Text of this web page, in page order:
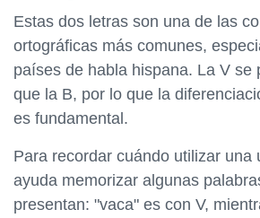
Estas dos letras son una de las
ortográficas más comunes,
países de habla hispana. La V se
que la B, por lo que la
es fundamental.
Para recordar cuándo utilizar una
ayuda memorizar algunas
presentan: "vaca" es con V,